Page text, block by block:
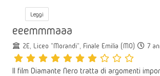
Leggi
eeemmmaaa
2E, Liceo "Morandi", Finale Emilia (MO) 7
Il film Diamante Nero tratta di argomenti